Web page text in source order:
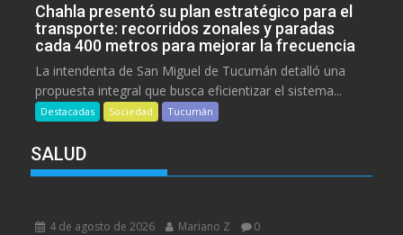
Chahla presentó su plan estratégico para el
transporte: recorridos zonales y paradas
cada 400 metros para mejorar la frecuencia
La intendenta de San Miguel de Tucumán detalló una
propuesta integral que busca eficientizar el sistema...
Destacadas Sociedad Tucumán
SALUD
4 de agosto de 2026 Mariano Z 0